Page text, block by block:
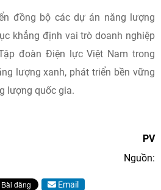
đồng bộ các dự án năng lượng
khẳng định vai trò doanh nghiệp
đoàn Điện lực Việt Nam trong
lượng xanh, phát triển bền vững
lượng quốc gia.
PV
Nguồn:
Email